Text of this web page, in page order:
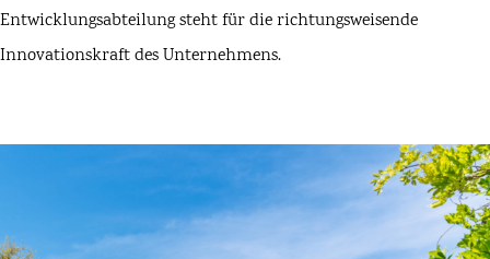
Entwicklungsabteilung steht für die richtungsweisende
Innovationskraft des Unternehmens.